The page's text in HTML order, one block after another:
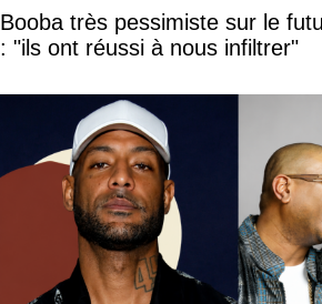
Booba très pessimiste sur le
: "ils ont réussi à nous infiltrer"